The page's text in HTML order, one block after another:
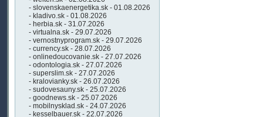
- slovenskaenergetika.sk - 01.08.2026
- kladivo.sk - 01.08.2026
- herbia.sk - 31.07.2026
- virtualna.sk - 29.07.2026
- vernostnyprogram.sk - 29.07.2026
- currency.sk - 28.07.2026
- onlinedoucovanie.sk - 27.07.2026
- odontologia.sk - 27.07.2026
- superslim.sk - 27.07.2026
- kralovianky.sk - 26.07.2026
- sudovesauny.sk - 25.07.2026
- goodnews.sk - 25.07.2026
- mobilnysklad.sk - 24.07.2026
- kesselbauer.sk - 22.07.2026